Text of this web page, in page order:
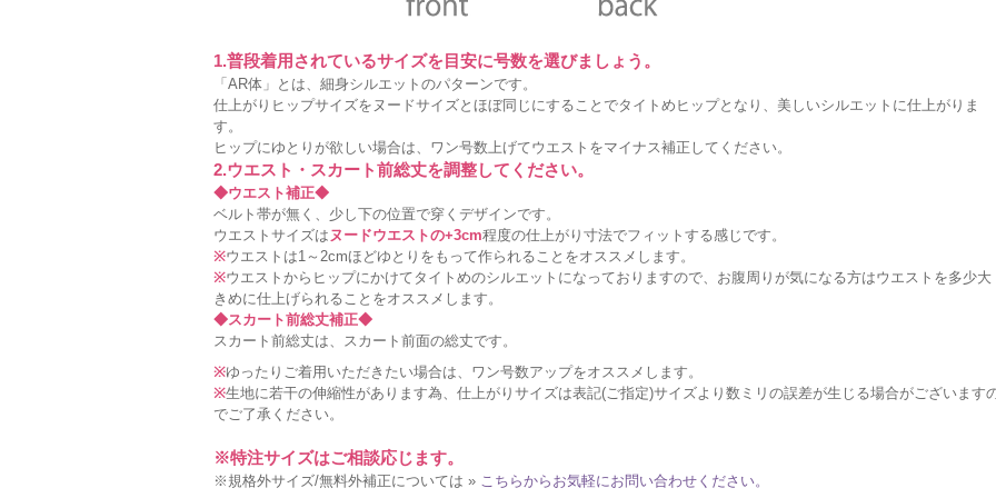
1.普段着用されているサイズを目安に号数を選びましょう。
「AR体」とは、細身シルエットのパターンです。
仕上がりヒップサイズをヌードサイズとほぼ同じにすることでタイトめヒップとなり、美しいシルエットに仕上がりま
す。
ヒップにゆとりが欲しい場合は、ワン号数上げてウエストをマイナス補正してください。
2.ウエスト・スカート前総丈を調整してください。
◆ウエスト補正◆
ベルト帯が無く、少し下の位置で穿くデザインです。
ウエストサイズは ヌードウエストの+3cm程度の仕上がり寸法でフィットする感じです。
※ウエストは1～2cmほどゆとりをもって作られることをオススメします。
※ウエストからヒップにかけてタイトめのシルエットになっておりますので、お腹周りが気になる方はウエストを多少大
きめに仕上げられることをオススメします。
◆スカート前総丈補正◆
スカート前総丈は、スカート前面の総丈です。
※ゆったりご着用いただきたい場合は、ワン号数アップをオススメします。
※生地に若干の伸縮性があります為、仕上がりサイズは表記(ご指定)サイズより数ミリの誤差が生じる場合がございます
でご了承ください。
※特注サイズはご相談応じます。
※規格外サイズ/無料外補正については » こちらからお気軽にお問い合わせください。